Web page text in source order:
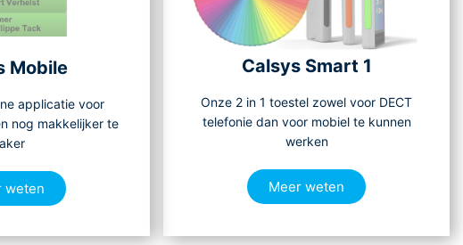
Mobile
applicatie voor
nog makkelijker te
weten
Calsys Smart 1
Onze 2 in 1 toestel zowel voor DECT
telefonie dan voor mobiel te kunnen
werken
Meer weten